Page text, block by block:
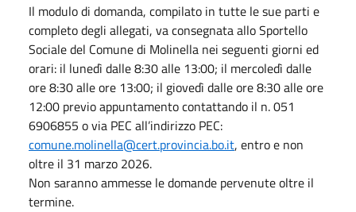
Il modulo di domanda, compilato in tutte le sue parti e
completo degli allegati, va consegnata allo Sportello
Sociale del Comune di Molinella nei seguenti giorni ed
orari: il lunedì dalle 8:30 alle 13:00; il mercoledì dalle
ore 8:30 alle ore 13:00; il giovedì dalle ore 8:30 alle ore
12:00 previo appuntamento contattando il n. 051
6906855 o via PEC all’indirizzo PEC:
comune.molinella@cert.provincia.bo.it, entro e non
oltre il 31 marzo 2026.
Non saranno ammesse le domande pervenute oltre il
termine.